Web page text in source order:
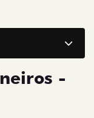
-